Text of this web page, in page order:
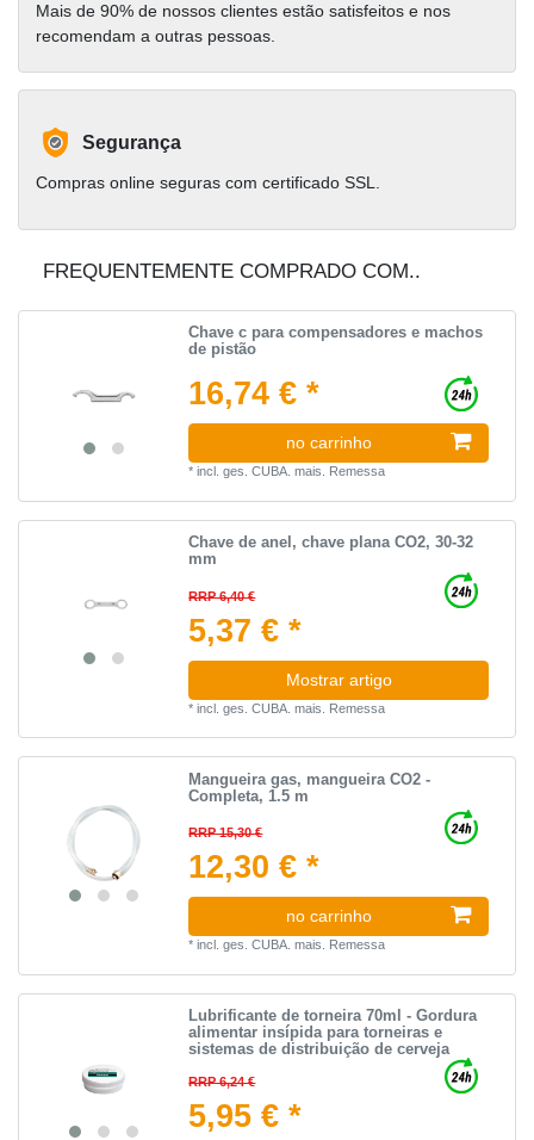
Mais de 90% de nossos clientes estão satisfeitos e nos
recomendam a outras pessoas.
Segurança
Compras online seguras com certificado SSL.
FREQUENTEMENTE COMPRADO COM..
Chave c para compensadores e machos
de pistão
16,74 € *
no carrinho
*incl. ges. CUBA. mais. Remessa
Сhave de anel, chave plana CO2, 30-32
mm
RRP 6,40 €
5,37 € *
Mostrar artigo
*incl. ges. CUBA. mais. Remessa
Mangueira gas, mangueira CO2 -
Completa, 1.5 m
RRP 15,30 €
12,30 € *
no carrinho
*incl. ges. CUBA. mais. Remessa
Lubrificante de torneira 70ml - Gordura
alimentar insípida para torneiras e
sistemas de distribuição de cerveja
RRP 6,24 €
5,95 € *